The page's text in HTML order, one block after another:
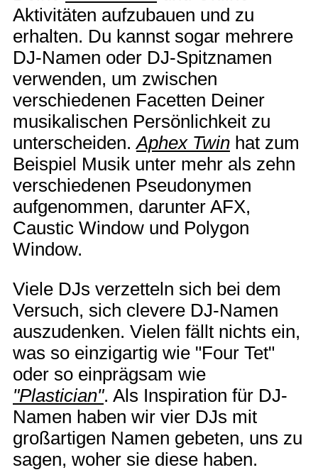
Aktivitäten aufzubauen und zu
erhalten. Du kannst sogar mehrere
DJ-Namen oder DJ-Spitznamen
verwenden, um zwischen
verschiedenen Facetten Deiner
musikalischen Persönlichkeit zu
unterscheiden.Aphex Twin hat zum
Beispiel Musik unter mehr als zehn
verschiedenen Pseudonymen
aufgenommen, darunter AFX,
Caustic Window und Polygon
Window.
Viele DJs verzetteln sich bei dem
Versuch, sich clevere DJ-Namen
auszudenken. Vielen fällt nichts ein,
was so einzigartig wie "Four Tet"
oder so einprägsam wie
"Plastician". Als Inspiration für DJ-
Namen haben wir vier DJs mit
großartigen Namen gebeten, uns zu
sagen, woher sie diese haben.